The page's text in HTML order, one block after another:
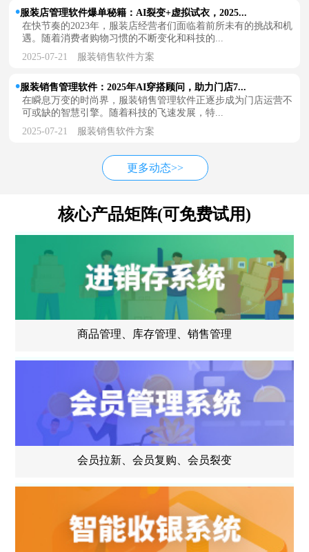
服装店管理软件爆单秘籍：AI裂变+虚拟试衣，2025...
在快节奏的2023年，服装店经营者们面临着前所未有的挑战和机
遇。随着消费者购物习惯的不断变化和科技的...
2025-07-21 服装销售软件方案
服装销售管理软件：2025年AI穿搭顾问，助力门店7...
在瞬息万变的时尚界，服装销售管理软件正逐步成为门店运营不
可或缺的智慧引擎。随着科技的飞速发展，特...
2025-07-21 服装销售软件方案
更多动态>>
核心产品矩阵(可免费试用)
商品管理、库存管理、销售管理
会员拉新、会员复购、会员裂变